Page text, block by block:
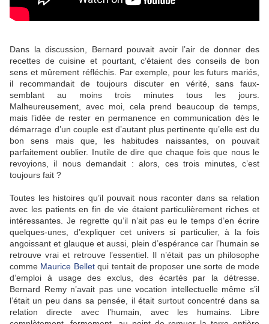
Dans la discussion, Bernard pouvait avoir l’air de donner des
recettes de cuisine et pourtant, c’étaient des conseils de bon
sens et mûrement réfléchis. Par exemple, pour les futurs mariés,
il recommandait de toujours discuter en vérité, sans faux-
semblant au moins trois minutes tous les jours.
Malheureusement, avec moi, cela prend beaucoup de temps,
mais l’idée de rester en permanence en communication dès le
démarrage d’un couple est d’autant plus pertinente qu’elle est du
bon sens mais que, les habitudes naissantes, on pouvait
parfaitement oublier. Inutile de dire que chaque fois que nous le
revoyions, il nous demandait : alors, ces trois minutes, c’est
toujours fait ?
Toutes les histoires qu’il pouvait nous raconter dans sa relation
avec les patients en fin de vie étaient particulièrement riches et
intéressantes. Je regrette qu’il n’ait pas eu le temps d’en écrire
quelques-unes, d’expliquer cet univers si particulier, à la fois
angoissant et glauque et aussi, plein d’espérance car l’humain se
retrouve vrai et retrouve l’essentiel. Il n’était pas un philosophe
comme Maurice Belletqui tentait de proposer une sorte de mode
d’emploi à usage des exclus, des écartés par la détresse.
Bernard Remy n’avait pas une vocation intellectuelle même s’il
l’était un peu dans sa pensée, il était surtout concentré dans sa
relation directe avec l’humain, avec les humains. Libre